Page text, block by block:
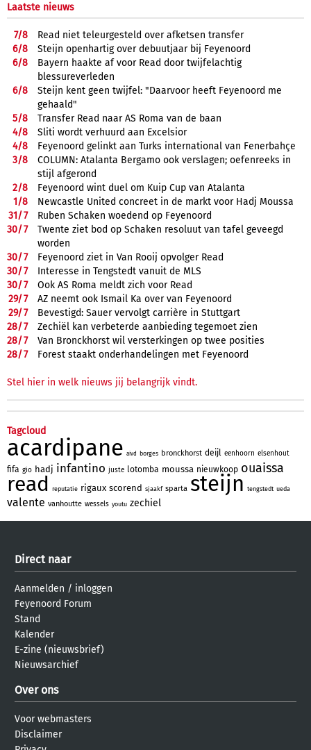
Laatste nieuws
7/8
Read niet teleurgesteld over afketsen transfer
6/8
Steijn openhartig over debuutjaar bij Feyenoord
6/8
Bayern haakte af voor Read door twijfelachtig
blessureverleden
6/8
Steijn kent geen twijfel: "Daarvoor heeft Feyenoord me
gehaald"
5/8
Transfer Read naar AS Roma van de baan
4/8
Sliti wordt verhuurd aan Excelsior
4/8
Feyenoord gelinkt aan Turks international van Fenerbahçe
3/8
COLUMN: Atalanta Bergamo ook verslagen; oefenreeks in
stijl afgerond
2/8
Feyenoord wint duel om Kuip Cup van Atalanta
1/8
Newcastle United concreet in de markt voor Hadj Moussa
31/7
Ruben Schaken woedend op Feyenoord
30/7
Twente ziet bod op Schaken resoluut van tafel geveegd
worden
30/7
Feyenoord ziet in Van Rooij opvolger Read
30/7
Interesse in Tengstedt vanuit de MLS
30/7
Ook AS Roma meldt zich voor Read
29/7
AZ neemt ook Ismail Ka over van Feyenoord
29/7
Bevestigd: Sauer vervolgt carrière in Stuttgart
28/7
Zechiël kan verbeterde aanbieding tegemoet zien
28/7
Van Bronckhorst wil versterkingen op twee posities
28/7 Forest staakt onderhandelingen met Feyenoord
Stel hier in welk nieuws jij belangrijk vindt.
Tagcloud
acardipane aivd borges bronckhorst deijl eenhoorn elsenhout
fifa gio hadj infantino juste lotomba moussa nieuwkoop ouaissa
read reputatie rigaux scorend sjaakf sparta steijn tengstedt ueda
valente vanhoutte wessels youtu zechiel
Direct naar
Aanmelden / inloggen
Feyenoord Forum
Stand
Kalender
E-zine (nieuwsbrief)
Nieuwsarchief
Over ons
Voor webmasters
Disclaimer